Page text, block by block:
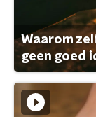
Waarom
geen goed